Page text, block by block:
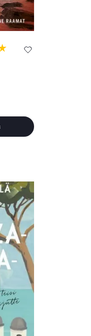
(9)
(8)